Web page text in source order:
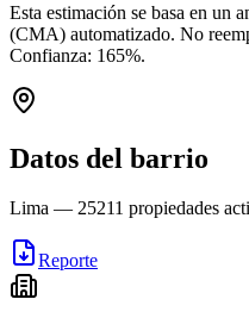
Esta estimación se basa en un
(CMA) automatizado. No
Confianza: 165%.
Datos del barrio
Lima — 25211 propiedades
Reporte